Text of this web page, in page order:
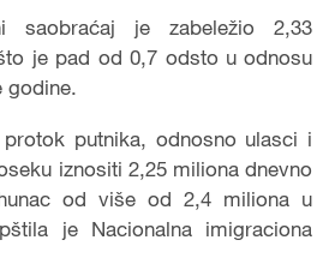
saobraćaj je zabeležio 2,33
je pad od 0,7 odsto u odnosu
godine.
putnika, odnosno ulasci i
iznositi 2,25 miliona dnevno
od više od 2,4 miliona u
je Nacionalna imigraciona